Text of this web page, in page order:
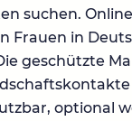
suchen.
Frauen in
geschützte
optional